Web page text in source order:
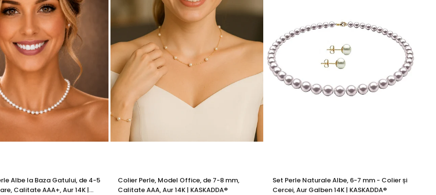
însoțită de un certificat de garanție și autenticitate care atestă proveniența naturală a perlelor.
oferă un cadou de suflet – acești cercei cu perle vor rămâne mereu în tendințe.
din colecție. Vezi colierele cu perledin colecția noastră sau adaugă obrățară cu perle pentru un plus de stil.
Albe la Baza Gatului, de 4-5
Calitate AAA+, Aur 14K |
Colier Perle, Model Office, de 7-8 mm,
Calitate AAA, Aur 14K | KASKADDA®
Set Perle Naturale Albe, 6-7 mm - Colier și
Cercei, Aur Galben 14K | KASKADDA®